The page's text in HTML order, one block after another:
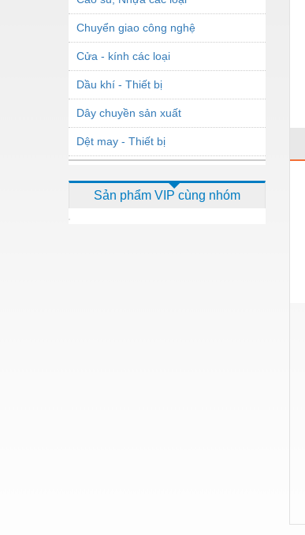
Chuyển giao công nghệ
Cửa - kính các loại
Dầu khí - Thiết bị
Dây chuyền sản xuất
Dệt may - Thiết bị
Dịch vụ - Thi công
Sản phẩm VIP cùng nhóm